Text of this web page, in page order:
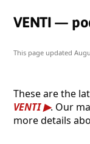
VENTI —
This page updated
These are the
VENTI
. Our
more details